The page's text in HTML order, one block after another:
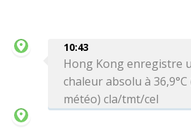
10:43
Hong Kong enregistre
chaleur absolu à
météo) cla/tmt/cel